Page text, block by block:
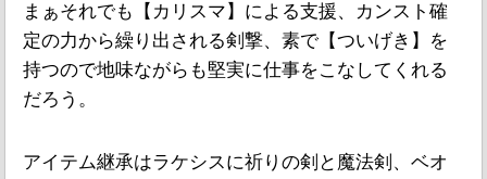
まぁそれでも【カリスマ】による支援、カンスト確
定の力から繰り出される剣撃、素で【ついげき】を
持つので地味ながらも堅実に仕事をこなしてくれる
だろう。
アイテム継承はラケシスに祈りの剣と魔法剣、ベオ